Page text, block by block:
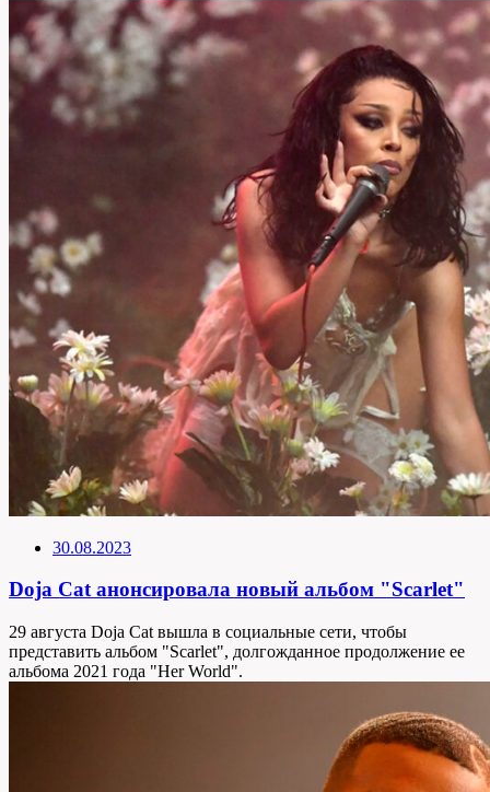
30.08.2023
Doja Cat анонсировала новый альбом "Scarlet"
29 августа Doja Cat вышла в социальные сети, чтобы
представить альбом "Scarlet", долгожданное продолжение ее
альбома 2021 года "Her World".